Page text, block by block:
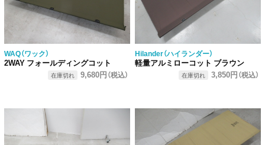
WAQ（ワック）
2WAY フォールディングコット
在庫切れ 9,680円（税込）
Hilander（ハイランダー）
軽量アルミローコット ブラウン
在庫切れ 3,850円（税込）